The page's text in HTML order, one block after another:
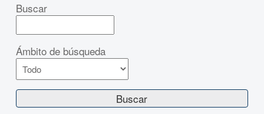
Buscar
Ámbito de búsqueda